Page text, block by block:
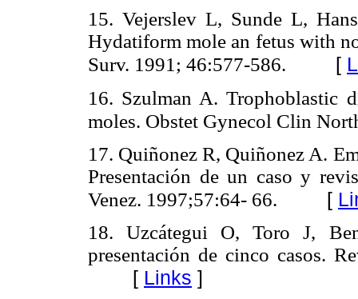
15. Vejerslev L, Sunde L,
Hydatiform mole an fetus with
Surv. 1991; 46:577-586.
[
16. Szulman A. Trophoblastic
moles. Obstet Gynecol Clin
17. Quiñonez R, Quiñonez A.
Presentación de un caso y
Venez. 1997;57:64- 66.
[
18. Uzcátegui O, Toro J,
presentación de cinco casos.
[ Links ]